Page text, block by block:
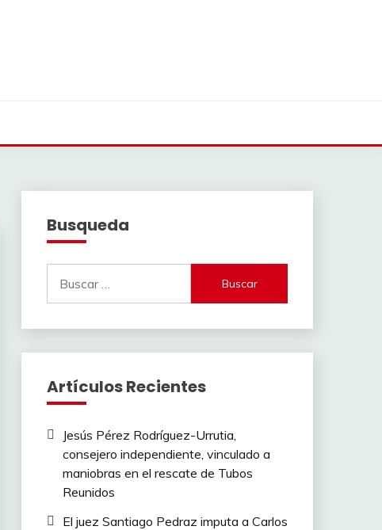
Busqueda
Artículos Recientes
Jesús Pérez Rodríguez-Urrutia,
consejero independiente, vinculado a
maniobras en el rescate de Tubos
Reunidos
El juez Santiago Pedraz imputa a Carlos